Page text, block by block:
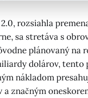
rozsiahla
sa stretáva s
plánovaný na
dolárov, tento
nákladom
značným